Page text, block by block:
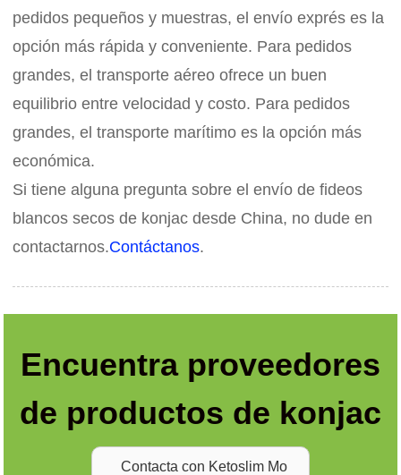
pedidos pequeños y muestras, el envío exprés es la
opción más rápida y conveniente. Para pedidos
grandes, el transporte aéreo ofrece un buen
equilibrio entre velocidad y costo. Para pedidos
grandes, el transporte marítimo es la opción más
económica.
Si tiene alguna pregunta sobre el envío de fideos
blancos secos de konjac desde China, no dude en
contactarnos.Contáctanos.
Encuentra proveedores
de productos de konjac
Contacta con Ketoslim Mo